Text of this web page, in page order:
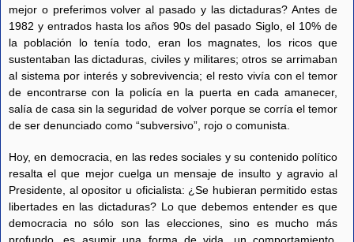
mejor o preferimos volver al pasado y las dictaduras? Antes de
1982 y entrados hasta los años 90s del pasado Siglo, el 10% de
la población lo tenía todo, eran los magnates, los ricos que
sustentaban las dictaduras, civiles y militares; otros se arrimaban
al sistema por interés y sobrevivencia; el resto vivía con el temor
de encontrarse con la policía en la puerta en cada amanecer,
salía de casa sin la seguridad de volver porque se corría el temor
de ser denunciado como “subversivo”, rojo o comunista.
Hoy, en democracia, en las redes sociales y su contenido político
resalta el que mejor cuelga un mensaje de insulto y agravio al
Presidente, al opositor u oficialista: ¿Se hubieran permitido estas
libertades en las dictaduras? Lo que debemos entender es que
democracia no sólo son las elecciones, sino es mucho más